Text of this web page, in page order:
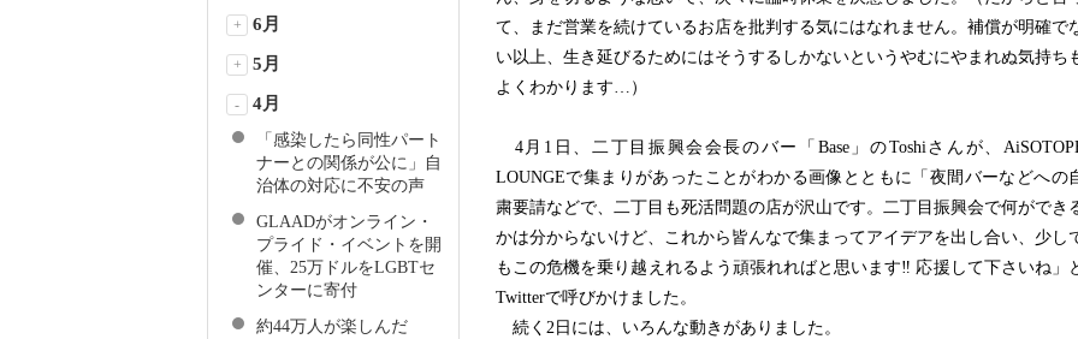
て、まだ営業を続けているお店を批判する気にはなれません。補償が明確で
い以上、生き延びるためにはそうするしかないというやむにやまれぬ気持ち
よくわかります…）
4月1日、二丁目振興会会長のバー「Base」のToshiさんが、
LOUNGEで集まりがあったことがわかる画像とともに「夜間バーなどへの
粛要請などで、二丁目も死活問題の店が沢山です。二丁目振興会で何ができ
かは分からないけど、これから皆んなで集まってアイデアを出し合い、少し
もこの危機を乗り越えれるよう頑張れればと思います‼︎ 応援して下さいね」
Twitterで呼びかけました。
続く2日には、いろんな動きがありました。
+ 6月
+ 5月
- 4月
「感染したら同性パート
ナーとの関係が公に」自
治体の対応に不安の声
GLAADがオンライン・
プライド・イベントを開
催、25万ドルをLGBTセ
ンターに寄付
約44万人が楽しんだ